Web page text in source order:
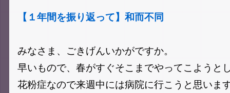
【１年間を振り返って】和而不同
みなさま、ごきげんいかがですか。
早いもので、春がすぐそこまでやってこようと
花粉症なので来週中には病院に行こうと思いま